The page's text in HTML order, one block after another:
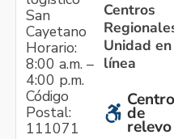
San
Cayetano
Horario:
8:00 a.m. –
4:00 p.m.
Código
Postal:
111071
Centros
Unidad en
línea
Centro
de
relevo